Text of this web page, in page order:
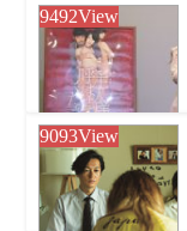
9492View
9093View